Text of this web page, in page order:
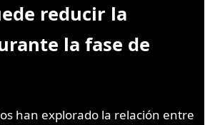
reducir la
la fase de
han explorado la relación entre